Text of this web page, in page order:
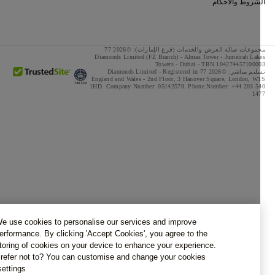
مجموعات صالة العرض والخدمات (فرع الإمارات): ©2026 77
Diamonds Limited (FZ Branch) - Almas Tower - Jumeirah
Towers - Dubai - TRN
تسليم مباشر: ©2026 77 Diamonds Limited - Registered in
England and Wales -2nd Floor, 3 Hanover Square, London,
1HD.Company Number:05142579.Phone Number:+44 203
We use cookies to personalise our services and improve
performance. By clicking 'Accept Cookies', you agree to the
storing of cookies on your device to enhance your experience.
Prefer not to? You can customise and change your cookies
settings.